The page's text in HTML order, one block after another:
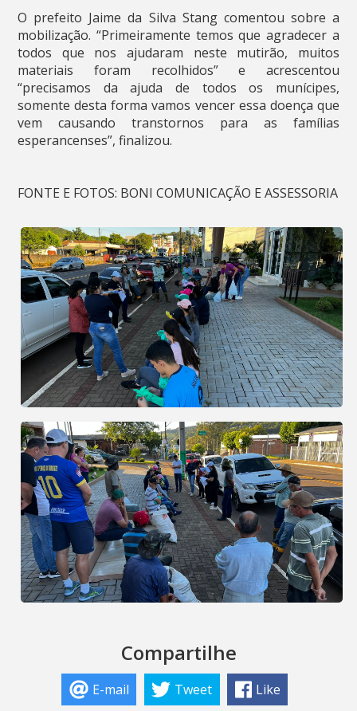
O prefeito Jaime da Silva Stang comentou sobre a
mobilização. “Primeiramente temos que agradecer a
todos que nos ajudaram neste mutirão, muitos
materiais foram recolhidos” e acrescentou
“precisamos da ajuda de todos os munícipes,
somente desta forma vamos vencer essa doença que
vem causando transtornos para as famílias
esperancenses”, finalizou.
FONTE E FOTOS: BONI COMUNICAÇÃO E ASSESSORIA
Compartilhe
E-mail Tweet Like